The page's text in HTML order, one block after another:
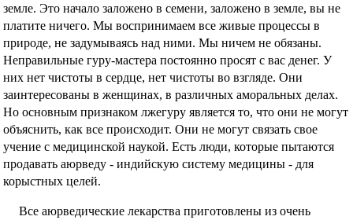
земле. Это начало заложено в семени, заложено в земле, вы не
платите ничего. Мы воспринимаем все живые процессы в
природе, не задумываясь над ними. Мы ничем не обязаны.
Неправильные гуру-мастера постоянно просят с вас денег. У
них нет чистоты в сердце, нет чистоты во взгляде. Они
заинтересованы в женщинах, в различных аморальных делах.
Но основным признаком лжегуру является то, что они не могут
объяснить, как все происходит. Они не могут связать свое
учение с медицинской наукой. Есть люди, которые пытаются
продавать аюрведу - индийскую систему медицины - для
корыстных целей.
Все аюрведические лекарства приготовлены из очень